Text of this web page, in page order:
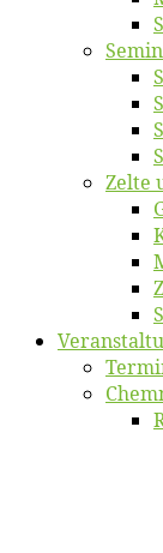
Zel­te